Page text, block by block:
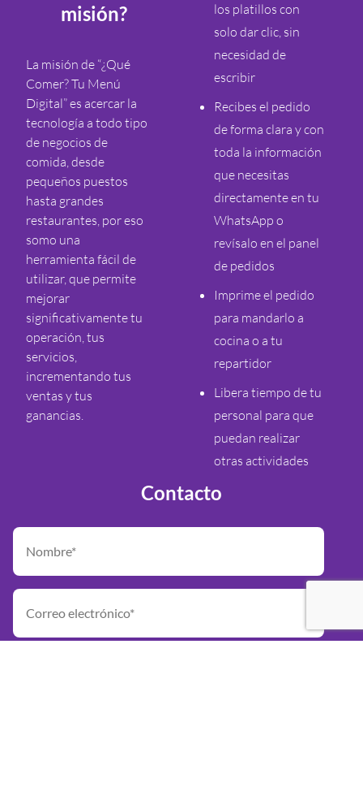
misión?
La misión de “¿Qué
Comer? Tu Menú
Digital” es acercar la
tecnología a todo tipo
de negocios de
comida, desde
pequeños puestos
hasta grandes
restaurantes, por eso
somo una
herramienta fácil de
utilizar, que permite
mejorar
significativamente tu
operación, tus
servicios,
incrementando tus
ventas y tus
ganancias.
los platillos con
solo dar clic, sin
necesidad de
escribir
Recibes el pedido
de forma clara y con
toda la información
que necesitas
directamente en tu
WhatsApp o
revísalo en el panel
de pedidos
Imprime el pedido
para mandarlo a
cocina o a tu
repartidor
Libera tiempo de tu
personal para que
puedan realizar
otras actividades
Contacto